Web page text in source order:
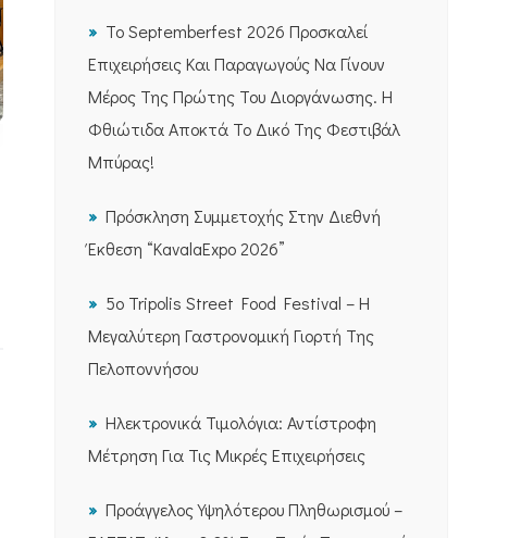
Το Septemberfest 2026 Προσκαλεί
Επιχειρήσεις Και Παραγωγούς Να Γίνουν
Μέρος Της Πρώτης Του Διοργάνωσης. Η
Φθιώτιδα Αποκτά Το Δικό Της Φεστιβάλ
Μπύρας!
Πρόσκληση Συμμετοχής Στην Διεθνή
Έκθεση “KavalaExpo 2026”
5ο Tripolis Street Food Festival – Η
Μεγαλύτερη Γαστρονομική Γιορτή Της
Πελοποννήσου
Ηλεκτρονικά Τιμολόγια: Αντίστροφη
Μέτρηση Για Τις Μικρές Επιχειρήσεις
Προάγγελος Υψηλότερου Πληθωρισμού –